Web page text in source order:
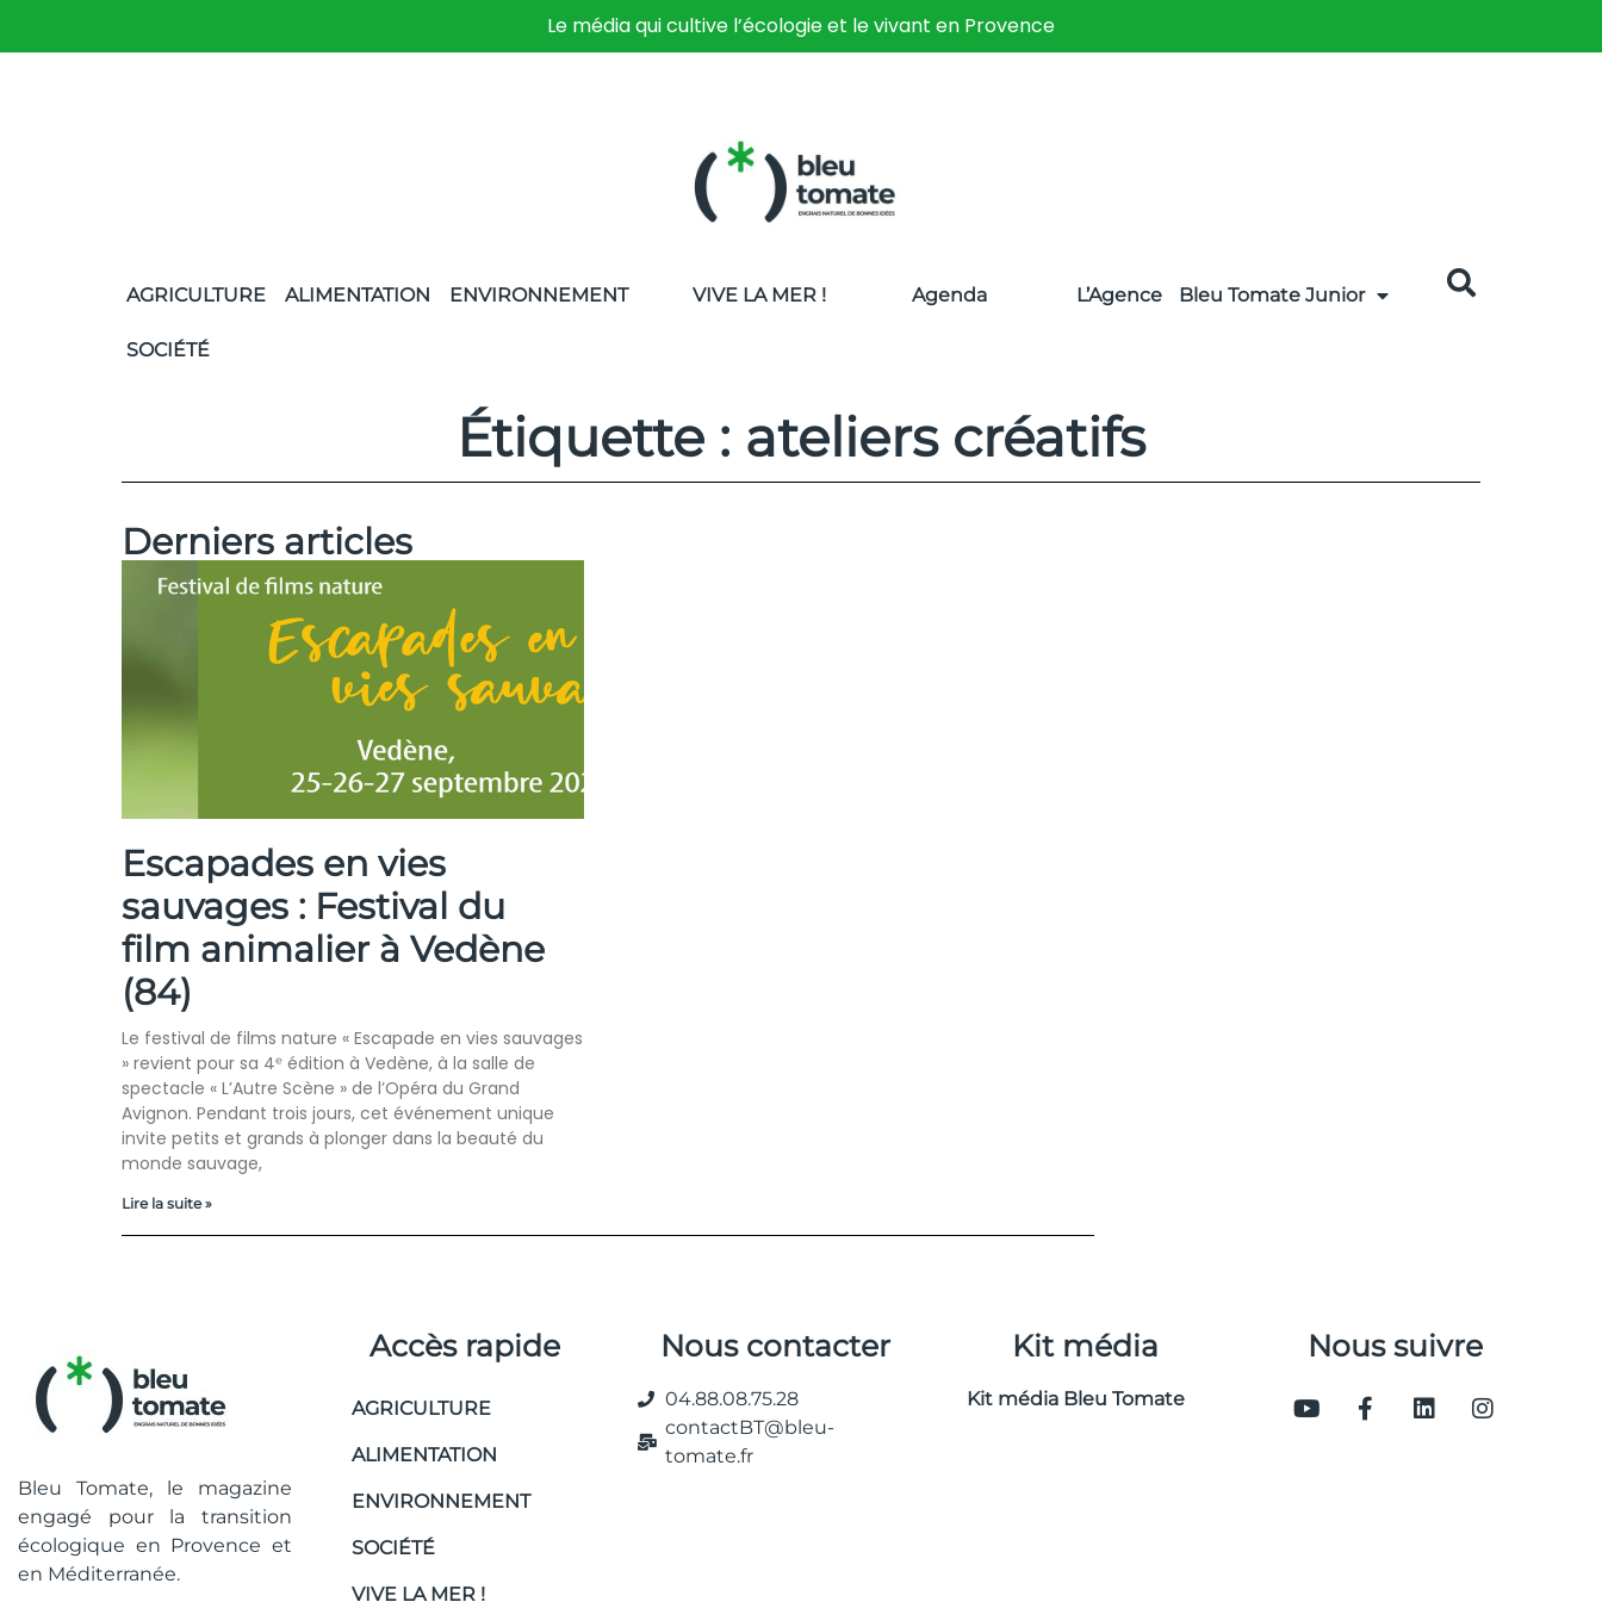
Le média qui cultive l’écologie et le vivant en Provence
AGRICULTURE ALIMENTATION ENVIRONNEMENT
SOCIÉTÉ
VIVE LA MER ! Agenda L’Agence Bleu Tomate Junior
Étiquette : ateliers créatifs
Derniers articles
Escapades en vies
sauvages : Festival du
film animalier à Vedène
(84)
Le festival de films nature « Escapade en vies sauvages
» revient pour sa 4ᵉ édition à Vedène, à la salle de
spectacle « L’Autre Scène » de l’Opéra du Grand
Avignon. Pendant trois jours, cet événement unique
invite petits et grands à plonger dans la beauté du
monde sauvage,
Lire la suite »
Bleu Tomate, le magazine
engagé pour la transition
écologique en Provence et
en Méditerranée.
Accès rapide
AGRICULTURE
ALIMENTATION
ENVIRONNEMENT
SOCIÉTÉ
VIVE LA MER !
Nous contacter
04.88.08.75.28
contactBT@bleu-
tomate.fr
Kit média
Kit média Bleu Tomate
Nous suivre